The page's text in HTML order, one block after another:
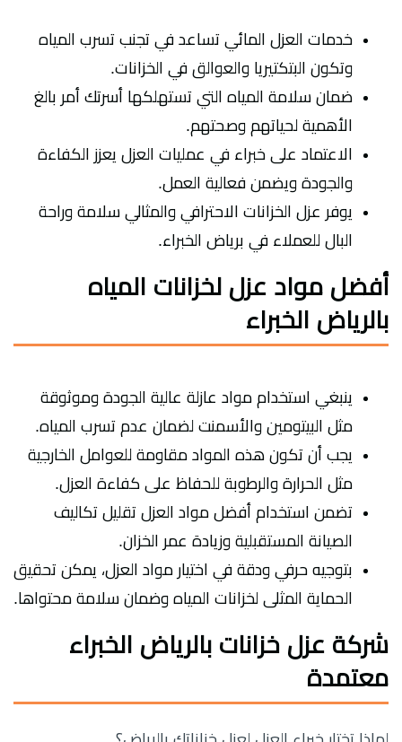
خدمات العزل المائي تساعد في تجنب تسرب المياه
وتكون البتكتيريا والعوالق في الخزانات.
ضمان سلامة المياه التي تستهلكها أسرتك أمر بالغ
الأهمية لحياتهم وصحتهم.
الاعتماد على خبراء في عمليات العزل يعزز الكفاءة
والجودة ويضمن فعالية العمل.
يوفر عزل الخزانات الاحترافي والمثالي سلامة وراحة
البال للعملاء في برياض الخبراء.
أفضل مواد عزل لخزانات المياه
بالرياض الخبراء
ينبغي استخدام مواد عازلة عالية الجودة وموثوقة
مثل البيتومين والأسمنت لضمان عدم تسرب المياه.
يجب أن تكون هذه المواد مقاومة للعوامل الخارجية
مثل الحرارة والرطوبة للحفاظ على كفاءة العزل.
تضمن استخدام أفضل مواد العزل تقليل تكاليف
الصيانة المستقبلية وزيادة عمر الخزان.
بتوجيه حرفي ودقة في اختيار مواد العزل، يمكن تحقيق
الحماية المثلى لخزانات المياه وضمان سلامة محتواها.
شركة عزل خزانات بالرياض الخبراء
معتمدة